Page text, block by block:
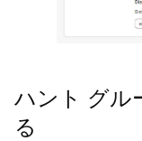
ハント グル
る